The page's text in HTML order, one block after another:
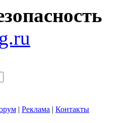
| Реклама | Контакты